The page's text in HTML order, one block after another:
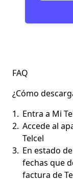
FAQ
¿Cómo
Entra a Mi
Accede al
Telcel
En estado
fechas que
factura de